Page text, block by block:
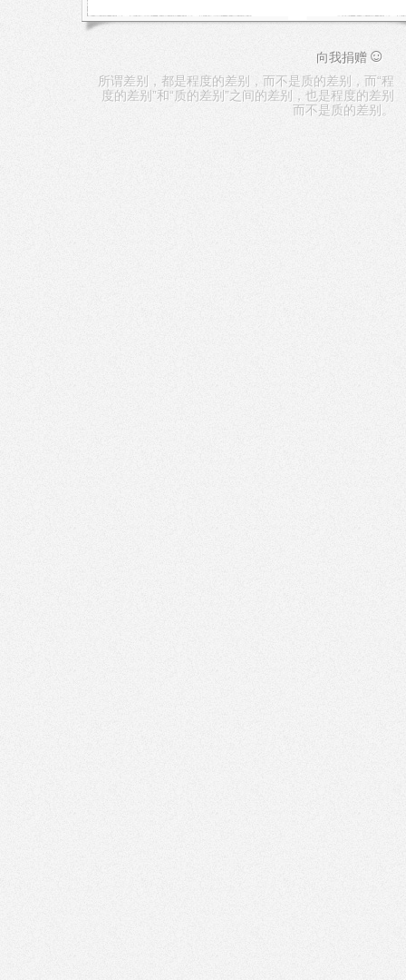
向我捐赠 ☺
所谓差别，都是程度的差别，而不是质的差别，而“程
度的差别”和“质的差别”之间的差别，也是程度的差别
而不是质的差别。